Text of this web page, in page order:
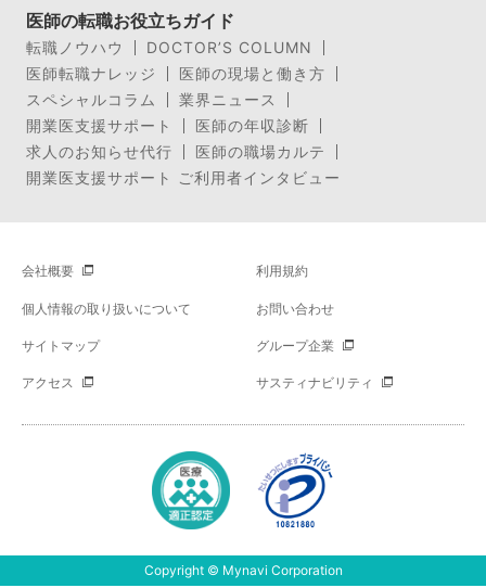
医師の転職お役立ちガイド
転職ノウハウ
DOCTOR’S COLUMN
医師転職ナレッジ
医師の現場と働き方
スペシャルコラム
業界ニュース
開業医支援サポート
医師の年収診断
求人のお知らせ代行
医師の職場カルテ
開業医支援サポート ご利用者インタビュー
会社概要 利用規約
個人情報の取り扱いについて お問い合わせ
サイトマップ グループ企業
アクセス サスティナビリティ
Copyright © Mynavi Corporation